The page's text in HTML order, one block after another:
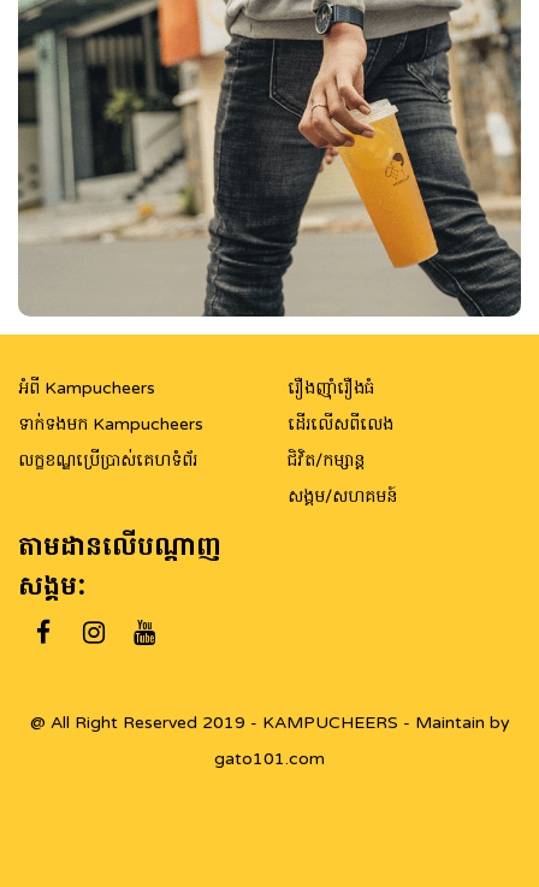
អំពី Kampucheers
ទាក់ទងមក Kampucheers
លក្ខខណ្ឌប្រើប្រាស់គេហទំព័រ
រឿងញ៉ាំរឿងធំ
ដើរលើសពីលេង
ជិវិត/កម្សាន្ត
សង្គម/សហគមន៍
តាមដានលើបណ្តាញ
សង្គម:
@ All Right Reserved 2019 - KAMPUCHEERS - Maintain by
gato101.com